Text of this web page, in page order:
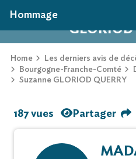
AVIS DE
GLORIOD
Home
Les derniers avis de
Bourgogne-Franche-Comté
Suzanne GLORIOD QUERRY
Hommage
187 vues Partager